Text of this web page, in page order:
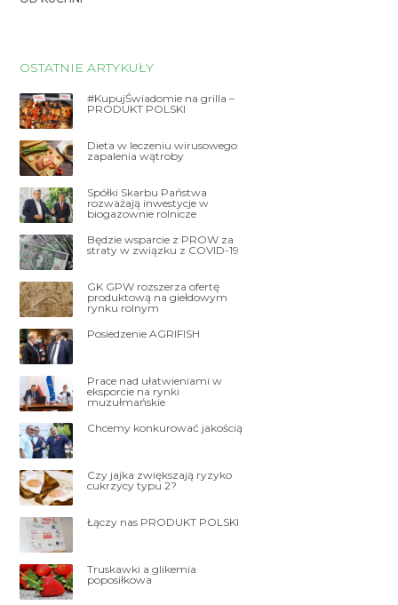
OSTATNIE ARTYKUŁY
#KupujŚwiadomie na grilla –
PRODUKT POLSKI
Dieta w leczeniu wirusowego
zapalenia wątroby
Spółki Skarbu Państwa
rozważają inwestycje w
biogazownie rolnicze
Będzie wsparcie z PROW za
straty w związku z COVID-19
GK GPW rozszerza ofertę
produktową na giełdowym
rynku rolnym
Posiedzenie AGRIFISH
Prace nad ułatwieniami w
eksporcie na rynki
muzułmańskie
Chcemy konkurować jakością
Czy jajka zwiększają ryzyko
cukrzycy typu 2?
Łączy nas PRODUKT POLSKI
Truskawki a glikemia
poposiłkowa